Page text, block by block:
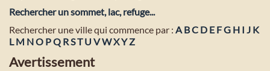
Rechercher un sommet, lac, refuge...
Rechercher une ville qui commence par : A BC D E FG H I J K
L M NO PQ RST U VWXYZ
Avertissement